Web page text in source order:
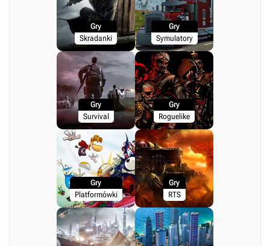
Gry
Skradanki
Gry
Symulatory
Gry
Survival
Gry
Roguelike
Gry
Platformówki
Gry
RTS